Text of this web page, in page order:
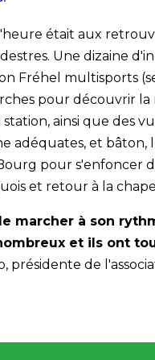
était aux
Une dizaine
Fréhel multisports
pour découvrir la
ainsi que des
adéquates, et
pour s'enfoncer
et retour à la
marcher à son
et ils ont
présidente de